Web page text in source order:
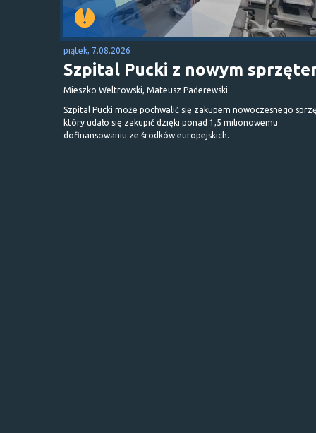
piątek, 7.08.2026
Szpital Pucki z nowym
Mieszko Weltrowski, Mateusz Paderewski
Szpital Pucki może pochwalić się zakupem nowoczesnego
który udało się zakupić dzięki ponad 1,5 milionowemu
dofinansowaniu ze środków europejskich.